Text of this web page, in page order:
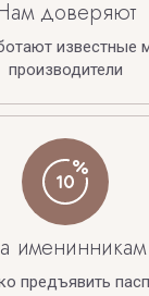
доверяют
известные
производители
предъявить